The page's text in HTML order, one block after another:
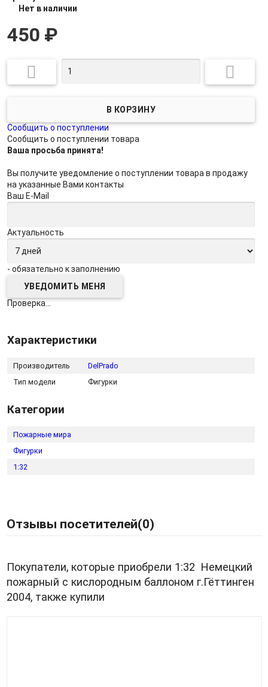
Нет в наличии
450 ₽
 
Сообщить о поступлении
Сообщить о поступлении товара
Ваша просьба принята!
Вы получите уведомление о поступлении товара в продажу
на указанные Вами контакты
Ваш E-Mail
Актуальность
- обязательно к заполнению
Проверка...
Характеристики
Производитель
DelPrado
Тип модели
Фигурки
Категории
Пожарные мира
Фигурки
1:32
Отзывы посетителей(0)
Покупатели, которые приобрели 1:32 Немецкий
пожарный с кислородным баллоном г.Гёттинген
2004, также купили